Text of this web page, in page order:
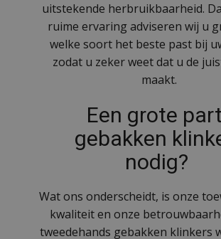
uitstekende herbruikbaarheid.
ruime ervaring adviseren wij u
welke soort het beste past bij
zodat u zeker weet dat u de
maakt.
Een grote
gebakken
nodig?
Wat ons onderscheidt, is onze
kwaliteit en onze
tweedehands gebakken klinkers